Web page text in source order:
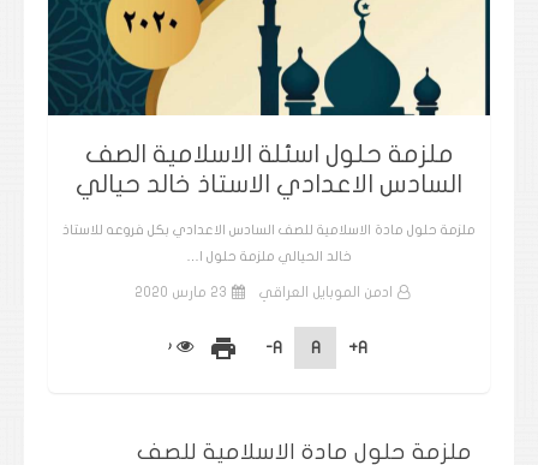
ملزمة حلول اسئلة الاسلامية الصف
السادس الاعدادي الاستاذ خالد حيالي
ملزمة حلول مادة الاسلامية للصف السادس الاعدادي بكل فروعه للاستاذ
خالد الحيالي ملزمة حلول ا…
ادمن الموبايل العراقي 23 مارس 2020
A+
A
A-
print
ملزمة حلول مادة الاسلامية للصف